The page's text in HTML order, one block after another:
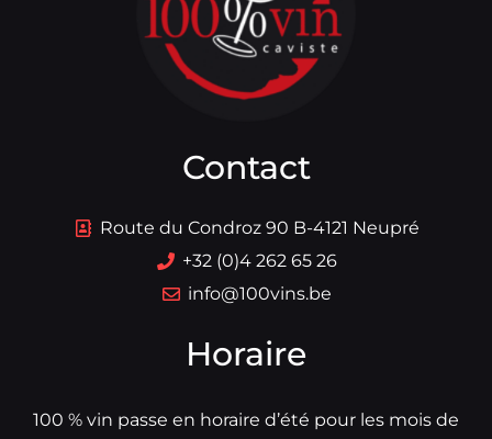
Contact
Route du Condroz 90 B-4121 Neupré
+32 (0)4 262 65 26
info@100vins.be
Horaire
100 % vin passe en horaire d’été pour les mois de